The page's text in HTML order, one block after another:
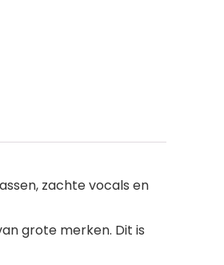
zachte vocals en
grote merken. Dit is